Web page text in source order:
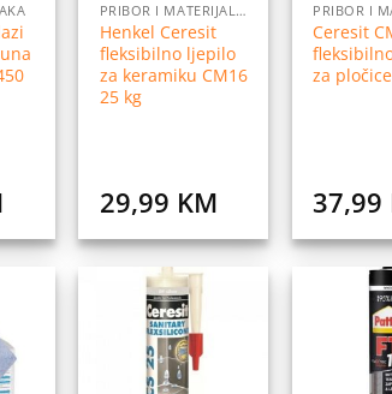
PRIBOR I MATERIJALI ZA POSTAVLJANJE PLOČICA
Henkel Ceresit
fleksibilno ljepilo
za keramiku CM16
25 kg
29,99 KM
Ceresit
za
37,99
na
listu
želja